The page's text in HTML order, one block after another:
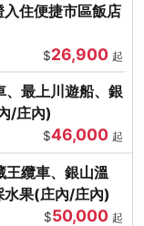
住便捷市區飯店
$26,900 起
最上川遊船、銀
/庄內)
$46,000 起
纜車、銀山溫
水果(庄內/庄內)
$50,000 起